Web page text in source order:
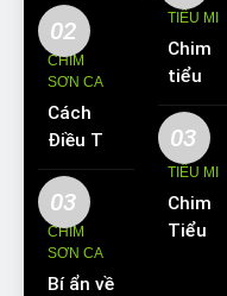
02
CHIM
SƠN CA
Cách
Điều Trị
Hiệu
Quả
Các
Bệnh
Thường
03
CHIM
SƠN CA
Bí ẩn về
TIỂU MI
Chim
tiểu mi
ăn gì?
Kinh
nghiệm
chim
tiểu mi
03
TIỂU MI
Chim
Tiểu Mi